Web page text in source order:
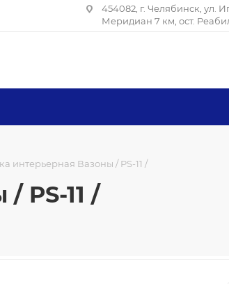
454082, г. Челябинск, ул.
Меридиан 7 км, ост.
интерьерная Вазоны / PS-11 /
PS-11 /